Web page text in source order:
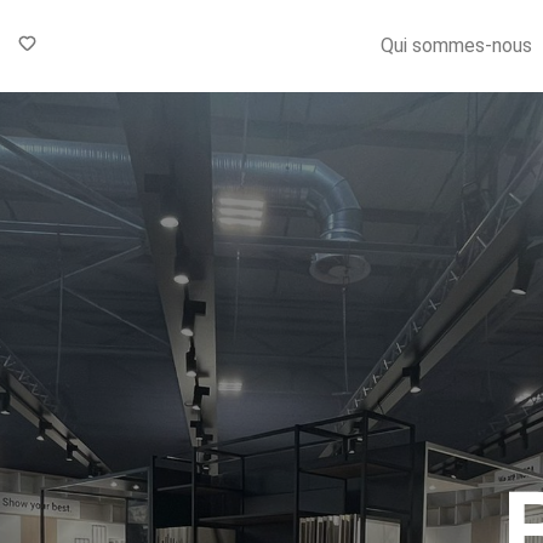
Qui sommes-nous